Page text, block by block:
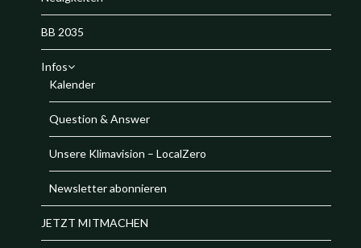
BB 2035
Infos
Kalender
Question & Answer
Unsere Klimavision – LocalZero
Newsletter abonnieren
JETZT MITMACHEN